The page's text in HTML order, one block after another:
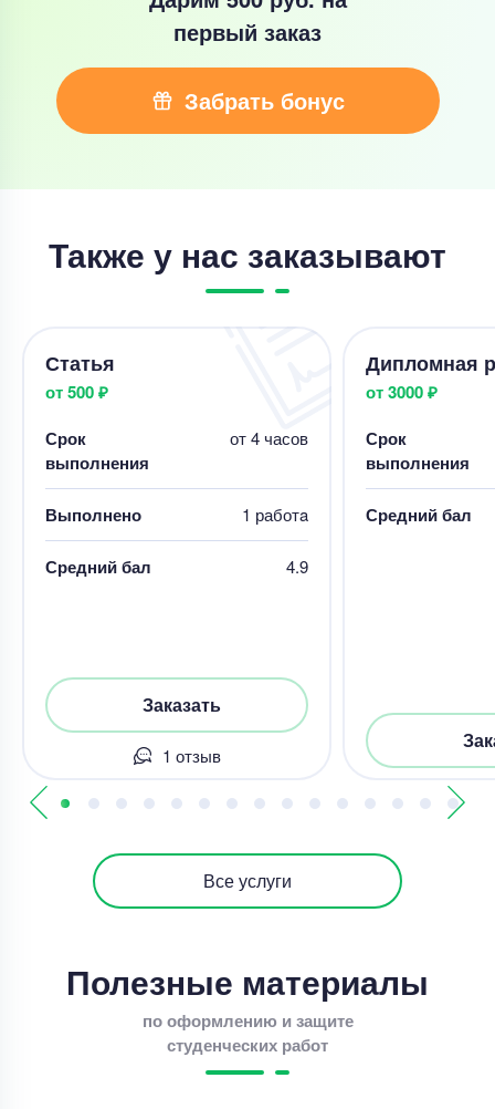
первый заказ
Забрать бонус
Также у нас заказывают
Статья
от 500 ₽
Срок
выполнения
от 4 часов
Выполнено 1 работa
Средний бал 4.9
Заказать
1 отзыв
Дипломная
от 3000 ₽
Срок
выполнения
Средний бал
Все услуги
Полезные материалы
по оформлению и защите
студенческих работ